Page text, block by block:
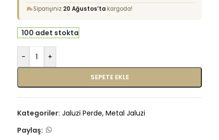
Siparişiniz 20 Ağustos’ta kargoda!
100 adet stokta
- +
SEPETE EKLE
Kategoriler: Jaluzi Perde, Metal Jaluzi
Paylaş: